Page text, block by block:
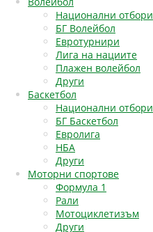
Национални отбори
БГ Волейбол
Евротурнири
Лига на нациите
Плажен волейбол
Други
Баскетбол
Национални отбори
БГ Баскетбол
Евролига
НБА
Други
Моторни спортове
Формула 1
Рали
Мотоциклетизъм
Други